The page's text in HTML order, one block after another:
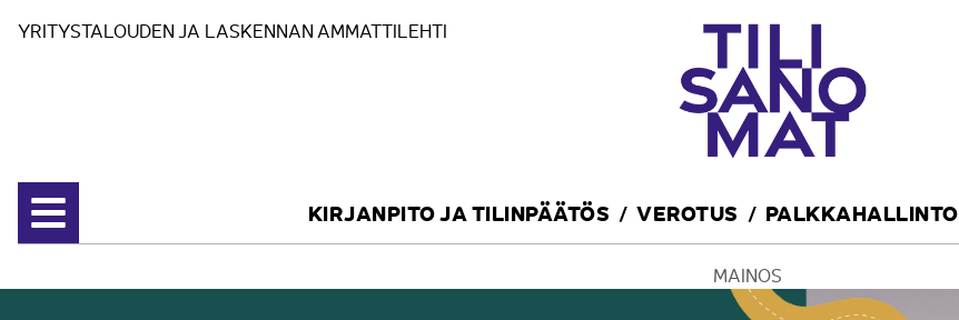
YRITYSTALOUDEN JA LASKENNAN AMMATTILEHTI
Avaa valikko
KIRJANPITO JA TILINPÄÄTÖS VEROTUS PALKKAHALLINTO
MAINOS